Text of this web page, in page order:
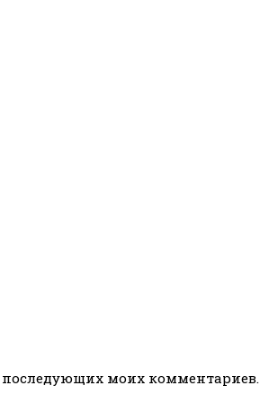
последующих моих комментариев.